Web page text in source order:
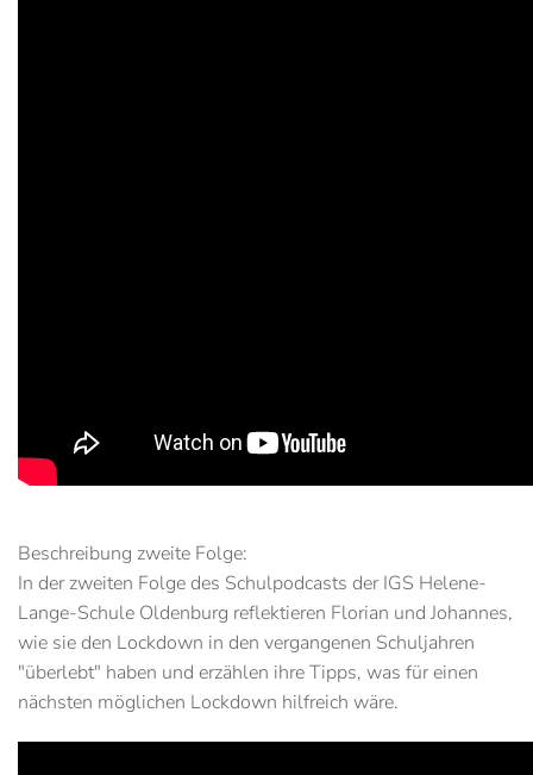
Beschreibung zweite Folge:
In der zweiten Folge des Schulpodcasts der IGS Helene-
Lange-Schule Oldenburg reflektieren Florian und Johannes,
wie sie den Lockdown in den vergangenen Schuljahren
"überlebt" haben und erzählen ihre Tipps, was für einen
nächsten möglichen Lockdown hilfreich wäre.